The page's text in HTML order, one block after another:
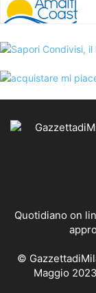
Quotidiano on
©
Maggio